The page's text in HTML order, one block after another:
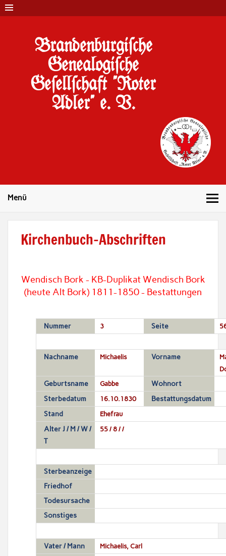
Brandenburgi#che
Genealogi#che
Ge#ell#chaft "Roter
Adler" e. V.
Menü
Kirchenbuch-Abschriften
Wendisch Bork - KB-Duplikat Wendisch Bork
(heute Alt Bork) 1811-1850 - Bestattungen
Nummer 3 Seite
Nachname Michaelis Vorname
Geburtsname Gabbe
Wohnort
Sterbedatum
16.10.1830
Bestattungsdatum
Stand
Ehefrau
Alter J / M / W /
T
55 / 8 / /
Sterbeanzeige
Friedhof
Todesursache
Sonstiges
Vater / Mann Michaelis, Carl